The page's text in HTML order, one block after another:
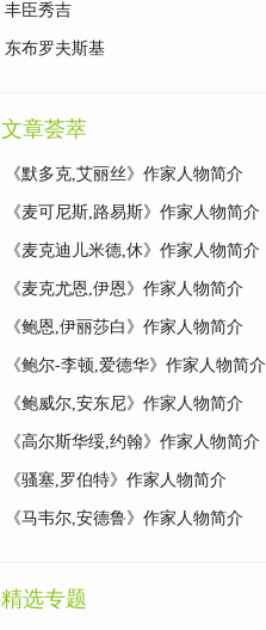
丰臣秀吉
东布罗夫斯基
文章荟萃
《默多克,艾丽丝》作家人物简介
《麦可尼斯,路易斯》作家人物简介
《麦克迪儿米德,休》作家人物简介
《麦克尤恩,伊恩》作家人物简介
《鲍恩,伊丽莎白》作家人物简介
《鲍尔-李顿,爱德华》作家人物简介
《鲍威尔,安东尼》作家人物简介
《高尔斯华绥,约翰》作家人物简介
《骚塞,罗伯特》作家人物简介
《马韦尔,安德鲁》作家人物简介
精选专题